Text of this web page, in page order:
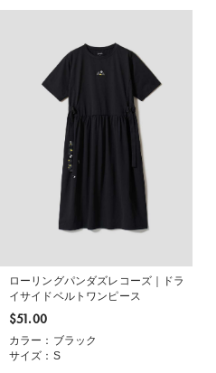
ローリングパンダズレコーズ｜ドラ
イサイドベルトワンピース
$‌51.00
カラー：ブラック
サイズ：S